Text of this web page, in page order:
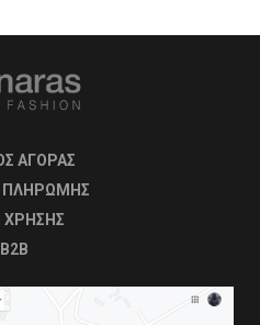
ΑΓΟΡΑΣ
ΠΛΗΡΩΜΗΣ
ΧΡΗΣΗΣ
B2B